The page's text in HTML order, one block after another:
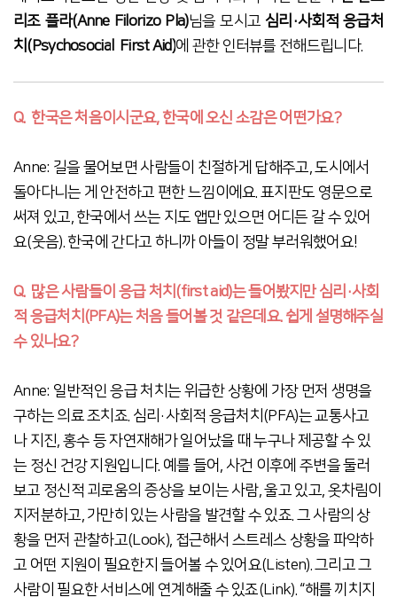
리조 플라(Anne Filorizo Pla)님을 모시고심리·사회적 응급처
치(Psychosocia l First Aid)에 관한 인터뷰를 전해드립니다.
Q. 한국은 처음이시군요, 한국에 오신 소감은 어떤가요?
Anne: 길을 물어보면 사람들이 친절하게 답해주고, 도시에서
돌아다니는 게 안전하고 편한 느낌이에요. 표지판도 영문으로
써져 있고, 한국에서 쓰는 지도 앱만 있으면 어디든 갈 수 있어
요(웃음). 한국에 간다고 하니까 아들이 정말 부러워했어요!
Q. 많은 사람들이 응급 처치(first aid)는 들어봤지만 심리·사회
적 응급처치(PFA)는 처음 들어볼 것 같은데요. 쉽게 설명해주실
수 있나요?
Anne: 일반적인 응급 처치는 위급한 상황에 가장 먼저 생명을
구하는 의료 조치죠. 심리·사회적 응급처치(PFA)는 교통사고
나 지진, 홍수 등 자연재해가 일어났을 때 누구나 제공할 수 있
는 정신 건강 지원입니다. 예를 들어, 사건 이후에 주변을 둘러
보고 정신적 괴로움의 증상을 보이는 사람, 울고 있고, 옷차림이
지저분하고, 가만히 있는 사람을 발견할 수 있죠. 그 사람의 상
황을 먼저 관찰하고(Look), 접근해서 스트레스 상황을 파악하
고 어떤 지원이 필요한지 들어볼 수 있어요(Listen). 그리고 그
사람이 필요한 서비스에 연계해줄 수 있죠(Link). “해를 끼치지